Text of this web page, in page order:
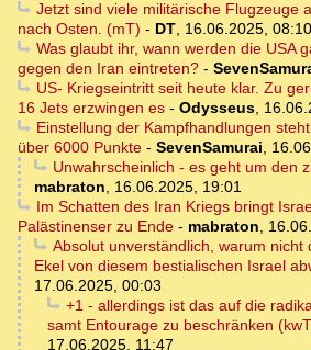
Jetzt sind viele militärische Flugzeuge
nach Osten. (mT) - DT, 16.06.2025, 08:10
Was glaubt ihr, wann werden die USA
gegen den Iran eintreten? -
US- Kriegseintritt seit heute klar. Zu
16 Jets erzwingen es - Odysseus,
Einstellung der Kampfhandlungen
über 6000 Punkte - SevenSamurai,
Unwahrscheinlich - es geht um den
mabraton, 16.06.2025, 19:01
Im Schatten des Iran Kriegs bringt
Palästinenser zu Ende - mabraton,
Absolut unverständlich, warum nicht
Ekel von diesem bestialischen Israel
17.06.2025, 00:03
+1 - allerdings ist das auf die
samt Entourage zu beschränken
17.06.2025, 11:47